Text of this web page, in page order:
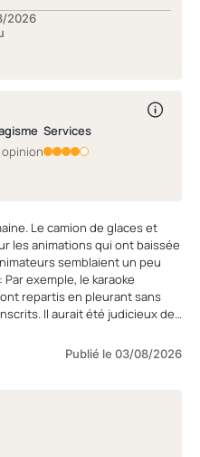
2026
opinion
Services
Le camion de glaces et
exemple, le karaoke
repartis en pleurant sans
Il aurait été judicieux de
sur leur transat. Cela
leurs serviettes sur tous
même lorsqu ils ne
Publié le 03/08/2026